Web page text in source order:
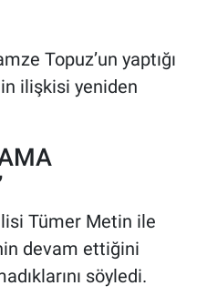
Topuz’un yaptığı
ilişkisi yeniden
Tümer Metin ile
devam ettiğini
söyledi.